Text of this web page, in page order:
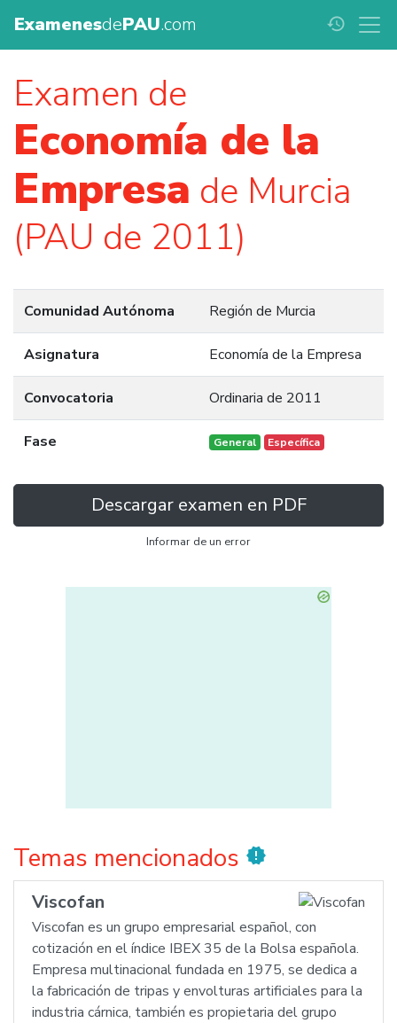
ExamenesdePAU.com history
Examen de
Economía de la
Empresa de Murcia
(PAU de 2011)
Comunidad Autónoma Región de Murcia
Asignatura Economía de la Empresa
Convocatoria Ordinaria de 2011
Fase General Específica
Descargar examen en PDF
Informar de un error
Temas mencionados new_releases
Viscofan
Viscofan es un grupo empresarial español, con
cotización en el índice IBEX 35 de la Bolsa española.
Empresa multinacional fundada en 1975, se dedica a
la fabricación de tripas y envolturas artificiales para la
industria cárnica, también es propietaria del grupo